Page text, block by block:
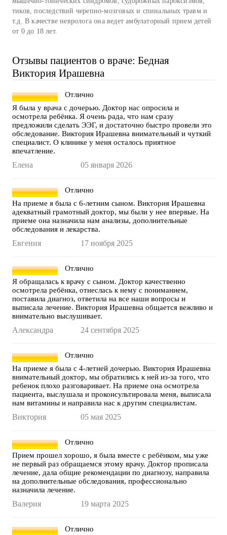
тиков, последствий черепно-мозговых и спинальных травм и
т.д. В качестве невролога она ведет амбулаторный прием детей
от 0 до 18 лет.
Отзывы пациентов о враче: Бедная
Виктория Ирашевна
Отлично
Я была у врача с дочерью. Доктор нас опросила и
осмотрела ребёнка. Я очень рада, что нам сразу
предложили сделать ЭЭГ, и достаточно быстро провели это
обследование. Виктория Ирашевна внимательный и чуткий
специалист. О клинике у меня осталось приятное
впечатление.
Елена 05 января 2026
Отлично
На приеме я была с 6-летним сыном. Виктория Ирашевна
адекватный грамотный доктор, мы были у нее впервые. На
приеме она назначила нам анализы, дополнительные
обследования и лекарства.
Евгения 17 ноября 2025
Отлично
Я обращалась к врачу с сыном. Доктор качественно
осмотрела ребёнка, отнеслась к нему с пониманием,
поставила диагноз, ответила на все наши вопросы и
выписала лечение. Виктория Ирашевна общается вежливо и
внимательно выслушивает.
Александра 24 сентября 2025
Отлично
На приеме я была с 4-летней дочерью. Виктория Ирашевна
внимательный доктор, мы обратились к ней из-за того, что
ребенок плохо разговаривает. На приеме она осмотрела
пациента, выслушала и проконсультировала меня, выписала
нам витамины и направила нас к другим специалистам.
Виктория 05 мая 2025
Отлично
Прием прошел хорошо, я была вместе с ребёнком, мы уже
не первый раз обращаемся этому врачу. Доктор прописала
лечение, дала общие рекомендации по диагнозу, направила
на дополнительные обследования, профессионально
назначила лечение.
Валерия 19 марта 2025
Отлично